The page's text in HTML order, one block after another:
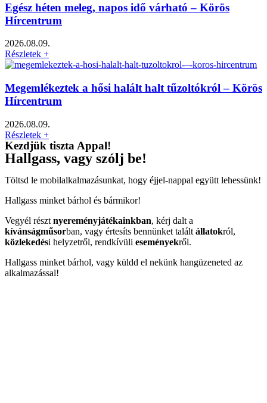
Egész héten meleg, napos idő várható – Körös
Hírcentrum
2026.08.09.
Részletek +
Megemlékeztek a hősi halált halt tűzoltókról – Körös
Hírcentrum
2026.08.09.
Részletek +
Kezdjük tiszta Appal!
Hallgass, vagy szólj be!
Töltsd le mobilalkalmazásunkat, hogy éjjel-nappal együtt lehessünk!
Hallgass minket bárhol és bármikor!
Vegyél részt nyereményjátékainkban, kérj dalt a
kívánságműsorban, vagy értesíts bennünket talált állatokról,
közlekedési helyzetről, rendkívüli eseményekről.
Hallgass minket bárhol, vagy küldd el nekünk hangüzeneted az
alkalmazással!